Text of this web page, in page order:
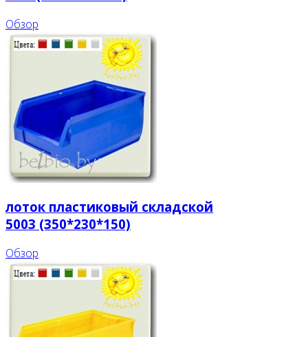
Обзор
лоток пластиковый складской
5003 (350*230*150)
Обзор